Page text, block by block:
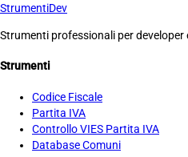
StrumentiDev
Strumenti professionali per
Strumenti
Codice Fiscale
Partita IVA
Controllo VIES Partita IVA
Database Comuni